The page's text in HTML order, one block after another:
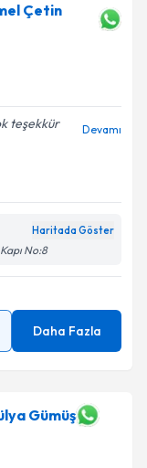
Çetin
teşekkür
Devamı
Haritada Göster
No:8
Daha Fazla
Gümüş